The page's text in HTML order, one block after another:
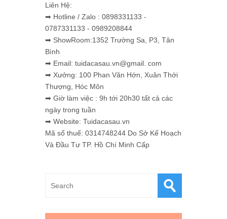
Liên Hệ:
➡ Hotline / Zalo : 0898331133 -
0787331133 - 0989208844
➡ ShowRoom:1352 Trường Sa, P3, Tân
Bình
➡ Email: tuidacasau.vn@gmail. com
➡ Xưởng: 100 Phan Văn Hớn, Xuân Thới
Thượng, Hóc Môn
➡ Giờ làm việc : 9h tới 20h30 tất cả các
ngày trong tuần
➡ Website: Tuidacasau.vn
Mã số thuế: 0314748244 Do Sở Kế Hoạch
Và Đầu Tư TP. Hồ Chí Minh Cấp